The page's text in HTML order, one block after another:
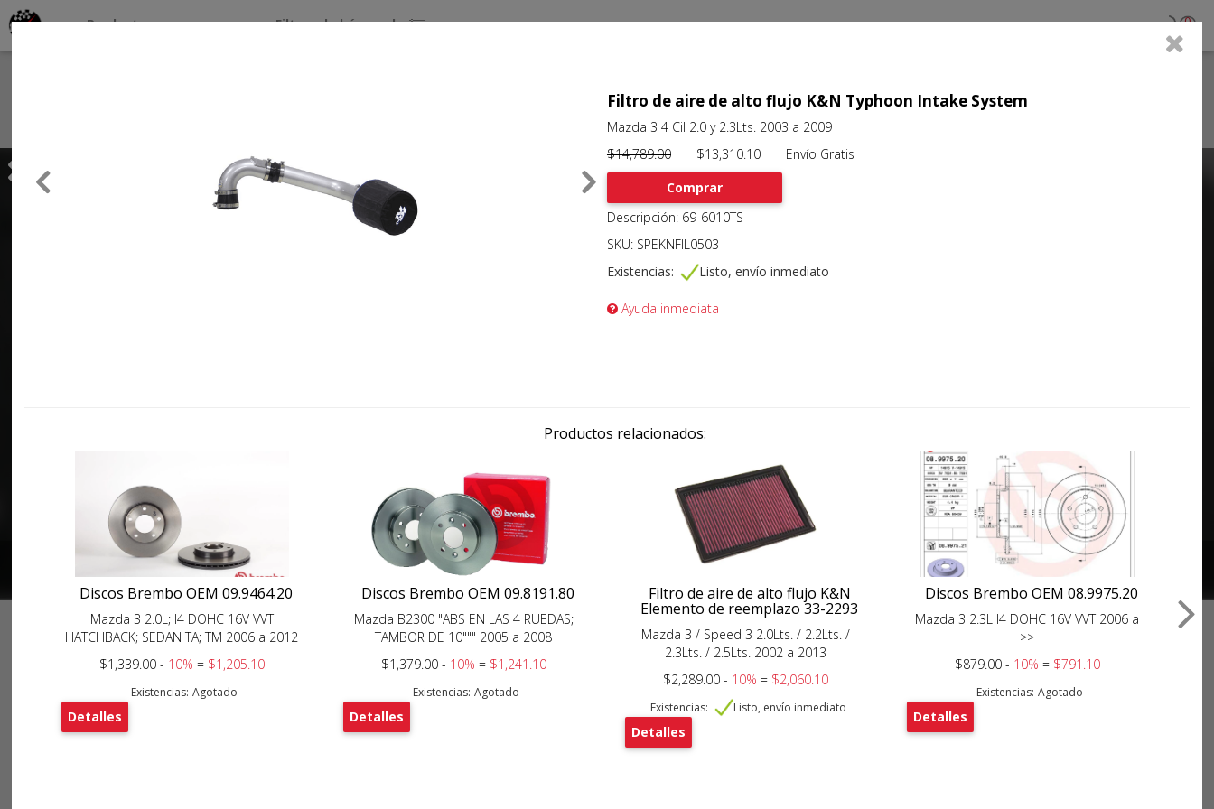
Clients
Productos por marcas Filtros de búsqueda 0
Filtro de aire de alto flujo K&N Typhoon Intake System
Mazda 3 4 Cil 2.0 y 2.3Lts. 2003 a 2009
$14,789.00$13,310.10 Envío Gratis
Comprar
Descripción: 69-6010TS
SKU: SPEKNFIL0503
Existencias:
Listo, envío inmediato
Ayuda inmediata
Productos relacionados:
Discos Brembo OEM 09.9464.20
Mazda 3 2.0L; I4 DOHC 16V VVT
HATCHBACK; SEDAN TA; TM 2006 a 2012
$1,339.00 - 10% = $1,205.10
Existencias: Agotado
Detalles
Discos Brembo OEM 09.8191.80
Mazda B2300 "ABS EN LAS 4 RUEDAS;
TAMBOR DE 10""" 2005 a 2008
$1,379.00 - 10% = $1,241.10
Existencias: Agotado
Detalles
Filtro de aire de alto flujo K&N
Elemento de reemplazo 33-2293
Mazda 3 / Speed 3 2.0Lts. / 2.2Lts. /
2.3Lts. / 2.5Lts. 2002 a 2013
$2,289.00 - 10% = $2,060.10
Existencias: Listo, envío inmediato
Detalles
Discos Brembo OEM 08.9975.20
Mazda 3 2.3L I4 DOHC 16V VVT 2006 a
>>
$879.00 - 10% = $791.10
Existencias: Agotado
Detalles